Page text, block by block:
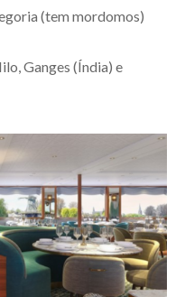
(tem mordomos)
Ganges (Índia) e